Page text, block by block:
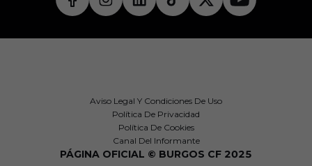
Aviso Legal Y Condiciones De Uso
Política De Privacidad
Política De Cookies
Canal Del Informante
PÁGINA OFICIAL © BURGOS CF 2025